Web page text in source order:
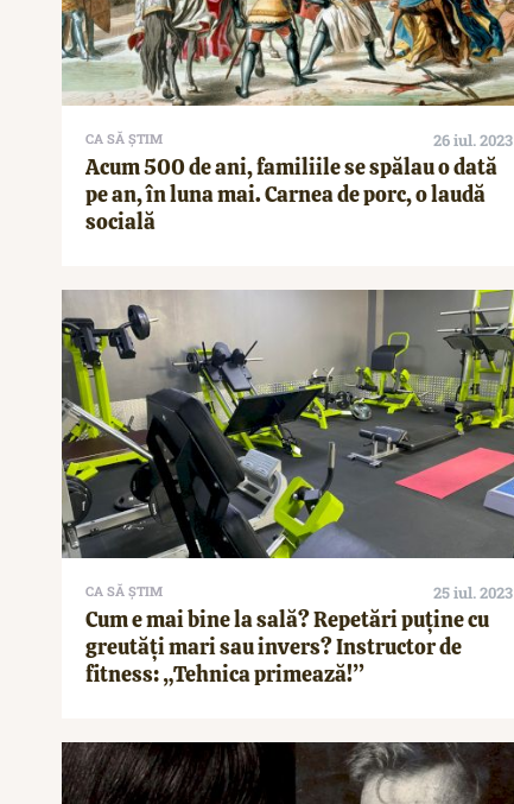
CA SĂ ȘTIM 26 iul. 2023
Acum 500 de ani, familiile se spălau o dată
pe an, în luna mai. Carnea de porc, o laudă
socială
CA SĂ ȘTIM 25 iul. 2023
Cum e mai bine la sală? Repetări puține cu
greutăți mari sau invers? Instructor de
fitness: „Tehnica primează!”